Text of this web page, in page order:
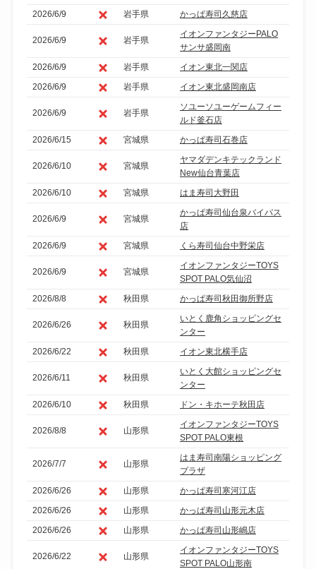
2026/6/9 岩手県 かっぱ寿司久慈店
2026/6/9 岩手県
イオンファンタジーPALO
サンサ盛岡南
2026/6/9
岩手県
イオン東北一関店
2026/6/9
岩手県 イオン東北盛岡南店
2026/6/9 岩手県
ソユーソユーゲームフィー
ルド釜石店
2026/6/15
宮城県 かっぱ寿司石巻店
2026/6/10 宮城県
ヤマダデンキテックランド
New仙台青葉店
2026/6/10
宮城県 はま寿司大野田
2026/6/9 宮城県
かっぱ寿司仙台泉バイパス
店
2026/6/9
宮城県 くら寿司仙台中野栄店
2026/6/9 宮城県
イオンファンタジーTOYS
SPOT PALO気仙沼
2026/8/8
秋田県 かっぱ寿司秋田御所野店
2026/6/26 秋田県
いとく鹿角ショッピングセ
ンター
2026/6/22
秋田県 イオン東北横手店
2026/6/11 秋田県
いとく大館ショッピングセ
ンター
2026/6/10
秋田県 ドン・キホーテ秋田店
2026/8/8 山形県
イオンファンタジーTOYS
SPOT PALO東根
2026/7/7 山形県
はま寿司南陽ショッピング
プラザ
2026/6/26
山形県
かっぱ寿司寒河江店
2026/6/26
山形県
かっぱ寿司山形元木店
2026/6/26
山形県 かっぱ寿司山形嶋店
2026/6/22 山形県
イオンファンタジーTOYS
SPOT PALO山形南